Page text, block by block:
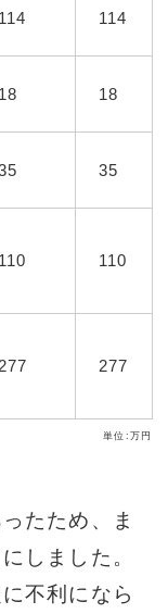
114 114
18 18
35
110 110
277 277
単位:万円
たため、ま
しました。
不利になら